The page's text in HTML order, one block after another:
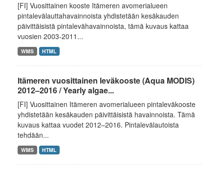
[FI] Vuosittainen kooste Itämeren avomerialueen
pintalevälauttahavainnoista yhdistetään kesäkauden
päivittäisistä pintalevähavainnoista, tämä kuvaus kattaa
vuosien 2003-2011...
WMS HTML
Itämeren vuosittainen leväkooste (Aqua MODIS)
2012–2016 / Yearly algae...
[FI] Vuosittainen Itämeren avomerialueen pintaleväkooste
yhdistetään kesäkauden päivittäisistä havainnoista. Tämä
kuvaus kattaa vuodet 2012–2016. Pintalevälautoista
tehdään...
WMS HTML